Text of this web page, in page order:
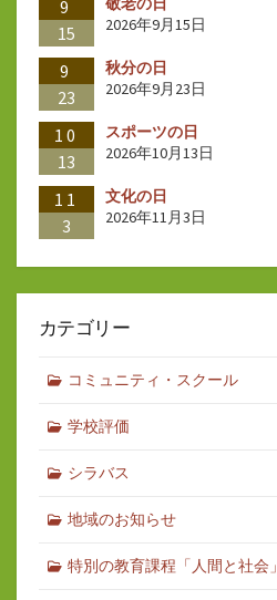
9
15
2026年9月15日
9
23
秋分の日
2026年9月23日
10
13
スポーツの日
2026年10月13日
11
3
文化の日
2026年11月3日
カテゴリー
コミュニティ・スクール
学校評価
シラバス
地域のお知らせ
特別の教育課程「人間と社会」